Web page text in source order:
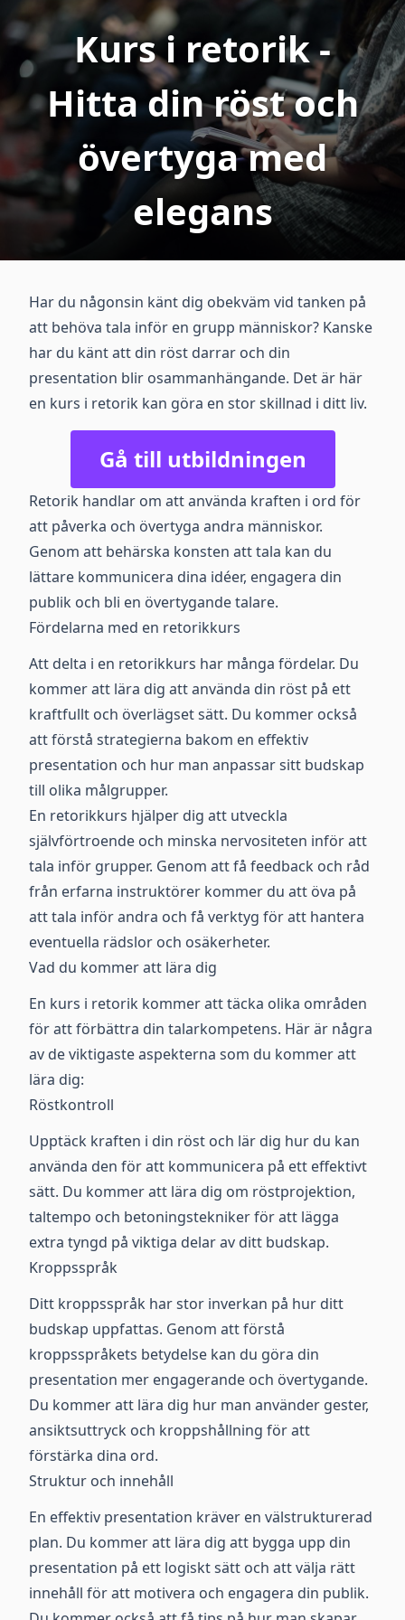
Kurs i retorik -
Hitta din röst och
övertyga med
elegans
Har du någonsin känt dig obekväm vid tanken på
att behöva tala inför en grupp människor? Kanske
har du känt att din röst darrar och din
presentation blir osammanhängande. Det är här
en kurs i retorik kan göra en stor skillnad i ditt liv.
Gå till utbildningen
Retorik handlar om att använda kraften i ord för
att påverka och övertyga andra människor.
Genom att behärska konsten att tala kan du
lättare kommunicera dina idéer, engagera din
publik och bli en övertygande talare.
Fördelarna med en retorikkurs
Att delta i en retorikkurs har många fördelar. Du
kommer att lära dig att använda din röst på ett
kraftfullt och överlägset sätt. Du kommer också
att förstå strategierna bakom en effektiv
presentation och hur man anpassar sitt budskap
till olika målgrupper.
En retorikkurs hjälper dig att utveckla
självförtroende och minska nervositeten inför att
tala inför grupper. Genom att få feedback och råd
från erfarna instruktörer kommer du att öva på
att tala inför andra och få verktyg för att hantera
eventuella rädslor och osäkerheter.
Vad du kommer att lära dig
En kurs i retorik kommer att täcka olika områden
för att förbättra din talarkompetens. Här är några
av de viktigaste aspekterna som du kommer att
lära dig:
Röstkontroll
Upptäck kraften i din röst och lär dig hur du kan
använda den för att kommunicera på ett effektivt
sätt. Du kommer att lära dig om röstprojektion,
taltempo och betoningstekniker för att lägga
extra tyngd på viktiga delar av ditt budskap.
Kroppsspråk
Ditt kroppsspråk har stor inverkan på hur ditt
budskap uppfattas. Genom att förstå
kroppsspråkets betydelse kan du göra din
presentation mer engagerande och övertygande.
Du kommer att lära dig hur man använder gester,
ansiktsuttryck och kroppshållning för att
förstärka dina ord.
Struktur och innehåll
En effektiv presentation kräver en välstrukturerad
plan. Du kommer att lära dig att bygga upp din
presentation på ett logiskt sätt och att välja rätt
innehåll för att motivera och engagera din publik.